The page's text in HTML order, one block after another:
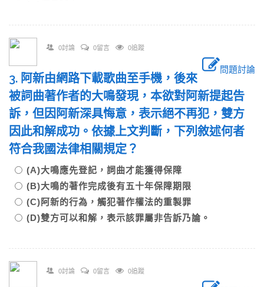
0討論 0留言 0追蹤
問題討論
3. 阿新由網路下載歌曲至手機，後來
被詞曲著作者的大鳴發現，本欲對阿新提起告
訴，但因阿新深具悔意，表示絕不再犯，雙方
因此和解成功。依據上文判斷，下列敘述何者
符合我國法律相關規定？
(A)大鳴應先登記，詞曲才能獲得保障
(B)大鳴的著作完成後有五十年保障期限
(C)阿新的行為，觸犯著作權法的重製罪
(D)雙方可以和解，表示該罪屬非告訴乃論。
0討論 0留言 0追蹤